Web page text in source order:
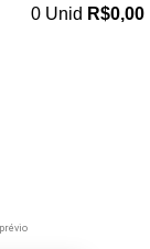
0 Unid R$0,00